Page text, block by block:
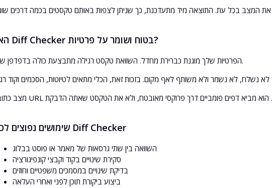
האם Diff Checker בטוח ושומר על פרטיות?
הפרטיות שלך מוגנת כברירת מחדל. השוואת טקסט רגילה מתבצעת כולה בדפדפן שלך.
שימושים נפוצים לכלי Diff Checker
השוואה בין שתי גרסאות של מאמר או פוסט בבלוג
סקירת שינויים בקוד וקבצי קונפיגורציה
בדיקת שינויים במסמכים משפטיים וחוזים
ביצוע ביקורת תוכן לפני ואחרי העלאה